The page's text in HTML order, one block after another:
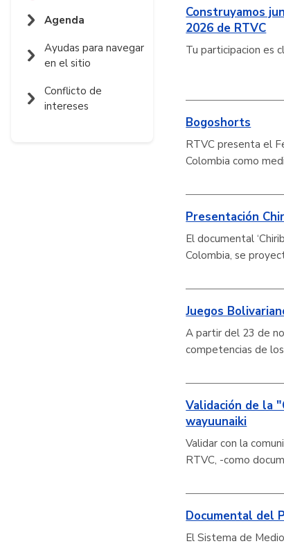
Formulario en línea
servicios
trámites y
servicios
Foros de discusión
Encuestas de
opinión
Agenda
Ayudas para navegar
en el sitio
Conflicto de
intereses
Construyamos
2026 de RTVC
Tu participacion es
Bogoshorts
RTVC presenta el
Colombia como
Presentación
El documental
Colombia, se
Juegos
A partir del 23 de
competencias de
Validación de la
wayuunaiki
Validar con la
RTVC, -como
Documental del
El Sistema de